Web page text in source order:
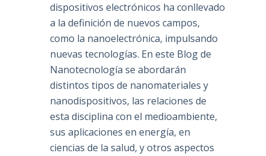
dispositivos electrónicos ha conllevado
a la definición de nuevos campos,
como la nanoelectrónica, impulsando
nuevas tecnologías. En este Blog de
Nanotecnología se abordarán
distintos tipos de nanomateriales y
nanodispositivos, las relaciones de
esta disciplina con el medioambiente,
sus aplicaciones en energía, en
ciencias de la salud, y otros aspectos